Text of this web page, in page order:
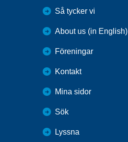
Så tycker vi
About us (in English)
Föreningar
Kontakt
Mina sidor
Sök
Lyssna